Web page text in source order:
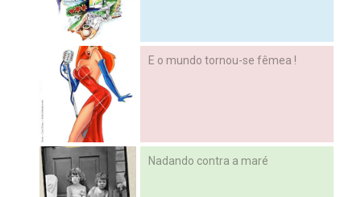
E o mundo tornou-se fêmea !
Nadando contra a maré